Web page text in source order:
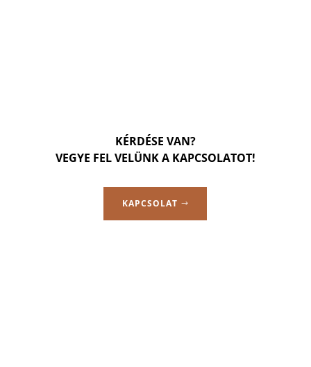
KÉRDÉSE VAN?
VEGYE FEL VELÜNK A KAPCSOLATOT!
KAPCSOLAT